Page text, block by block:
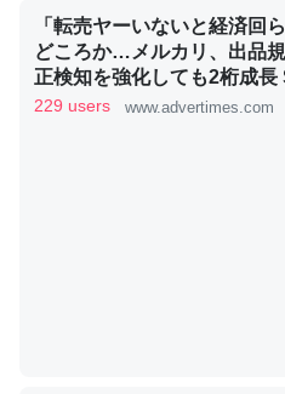
論文では「淡水はカルシウム
利だから両方が拮抗してるの
いる鋏角類（カブトガニ・ウ
ずキチンを強化してる筈だが
─ニュース :: 【研究発表】昆虫学
これを元に考えるとカルシウ
類は苦労してるんだな…。腹
「転売ヤーいないと経済回ら
どころか…メルカリ、出品
正検知を強化しても2桁成
2から始まり、「ちいかわ」
229 users www.advertimes.com